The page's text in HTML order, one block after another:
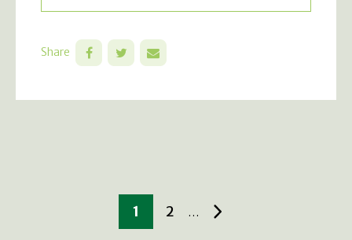
Share
1 2 …